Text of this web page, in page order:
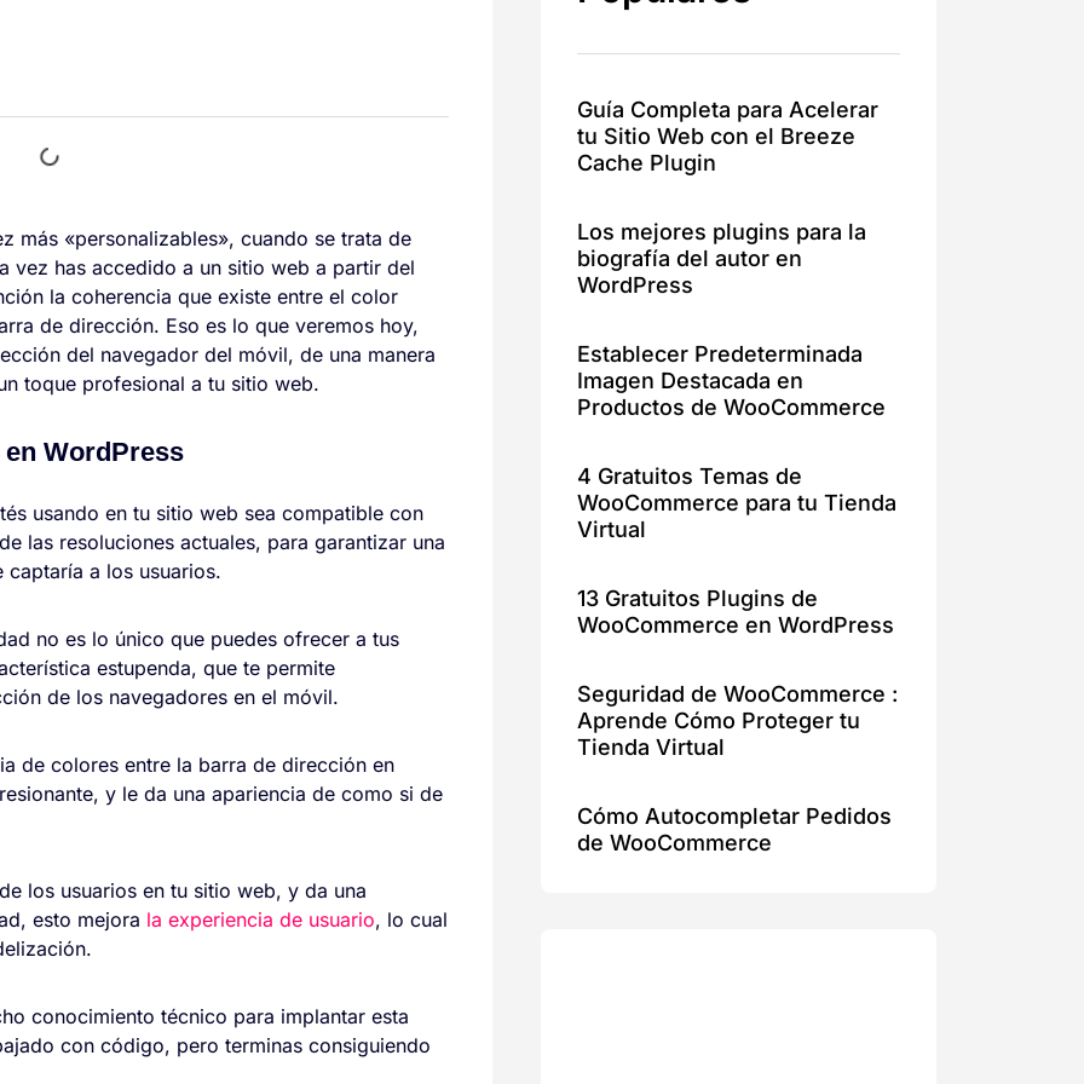
más «personalizables», cuando se trata de
vez has accedido a un sitio web a partir del
la coherencia que existe entre el color
de dirección. Eso es lo que veremos hoy,
del navegador del móvil, de una manera
toque profesional a tu sitio web.
WordPress
usando en tu sitio web sea compatible con
las resoluciones actuales, para garantizar una
a los usuarios.
no es lo único que puedes ofrecer a tus
estupenda, que te permite
de los navegadores en el móvil.
de colores entre la barra de dirección en
y le da una apariencia de como si de
los usuarios en tu sitio web, y da una
esto mejora la experiencia de usuario, lo cual
conocimiento técnico para implantar esta
con código, pero terminas consiguiendo
Guía Completa para Acelerar
tu Sitio Web con el Breeze
Cache Plugin
Los mejores plugins para la
biografía del autor en
WordPress
Establecer Predeterminada
Imagen Destacada en
Productos de WooCommerce
4 Gratuitos Temas de
WooCommerce para tu Tienda
Virtual
13 Gratuitos Plugins de
WooCommerce en WordPress
Seguridad de WooCommerce :
Aprende Cómo Proteger tu
Tienda Virtual
Cómo Autocompletar Pedidos
de WooCommerce